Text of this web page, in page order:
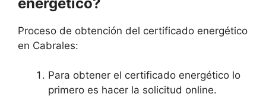
Proceso de obtención del certificado energético
en Cabrales:
Para obtener el certificado energético lo
primero es hacer la solicitud online.